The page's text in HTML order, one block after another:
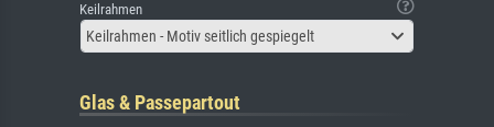
Keilrahmen
Keilrahmen - Motiv seitlich gespiegelt
Glas & Passepartout